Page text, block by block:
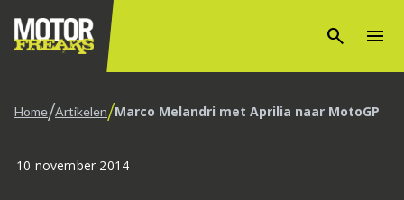
search menu
Home/Artikelen/Marco Melandri met Aprilia naar MotoGP
10 november 2014